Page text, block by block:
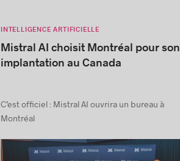
INTELLIGENCE ARTIFICIELLE
Mistral AI choisit Montréal pour son
implantation au Canada
C’est officiel : Mistral AI ouvrira un bureau à
Montréal